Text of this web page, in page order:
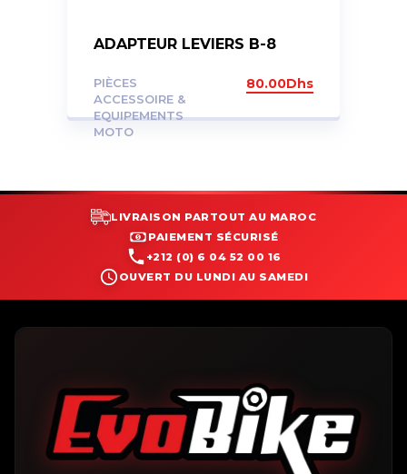
ADAPTEUR LEVIERS B-8
PIÈCES
ACCESSOIRE &
EQUIPEMENTS
MOTO
80.00Dhs
LIVRAISON PARTOUT AU MAROC
PAIEMENT SÉCURISÉ
+212 (0) 6 04 52 00 16
OUVERT DU LUNDI AU SAMEDI